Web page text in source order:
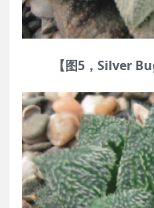
【图5，Silver